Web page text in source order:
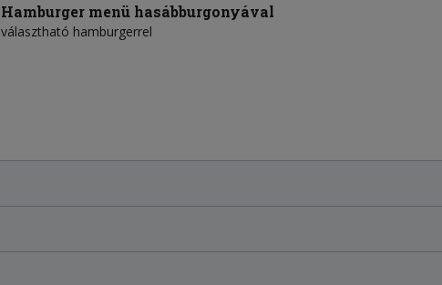
Hamburger menü hasábburgonyával
választható hamburgerrel